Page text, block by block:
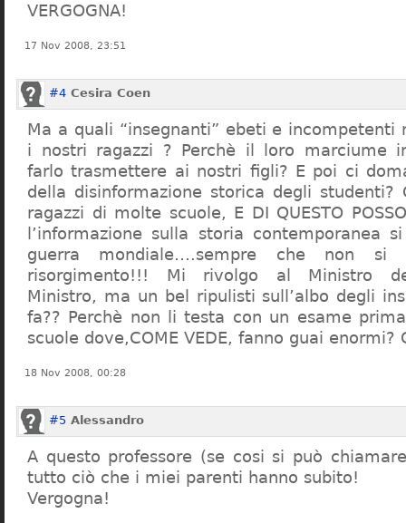
VERGOGNA!
17 Nov 2008, 23:51
#4 Cesira Coen
Ma a quali “insegnanti” ebeti e
i nostri ragazzi ? Perchè il loro marciume
farlo trasmettere ai nostri figli? E poi ci
della disinformazione storica degli
ragazzi di molte scuole, E DI QUESTO POSSO
l’informazione sulla storia contemporanea
guerra mondiale….sempre che non
risorgimento!!! Mi rivolgo al Ministro
Ministro, ma un bel ripulisti sull’albo degli
fa?? Perchè non li testa con un esame
scuole dove,COME VEDE, fanno guai enormi?
18 Nov 2008, 00:28
#5 Alessandro
A questo professore (se cosi si può
tutto ciò che i miei parenti hanno subito!
Vergogna!